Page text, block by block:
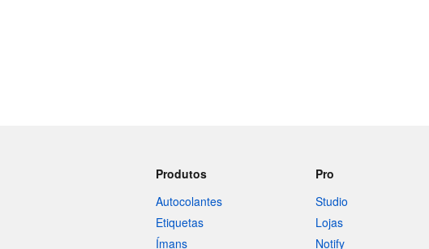
Produtos
Autocolantes
Etiquetas
Ímans
Pro
Studio
Lojas
Notify